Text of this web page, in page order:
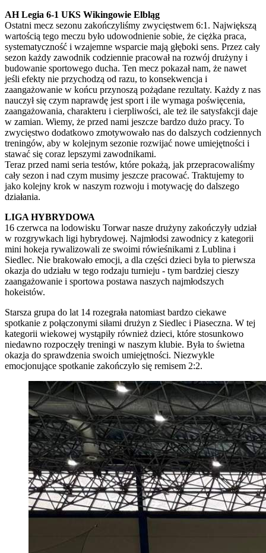
AH Legia 6-1 UKS Wikingowie Elbląg
Ostatni mecz sezonu zakończyliśmy zwycięstwem 6:1. Największą
wartością tego meczu było udowodnienie sobie, że ciężka praca,
systematyczność i wzajemne wsparcie mają głęboki sens. Przez cały
sezon każdy zawodnik codziennie pracował na rozwój drużyny i
budowanie sportowego ducha. Ten mecz pokazał nam, że nawet
jeśli efekty nie przychodzą od razu, to konsekwencja i
zaangażowanie w końcu przynoszą pożądane rezultaty. Każdy z nas
nauczył się czym naprawdę jest sport i ile wymaga poświęcenia,
zaangażowania, charakteru i cierpliwości, ale też ile satysfakcji daje
w zamian. Wiemy, że przed nami jeszcze bardzo dużo pracy. To
zwycięstwo dodatkowo zmotywowało nas do dalszych codziennych
treningów, aby w kolejnym sezonie rozwijać nowe umiejętności i
stawać się coraz lepszymi zawodnikami.
Teraz przed nami seria testów, które pokażą, jak przepracowaliśmy
cały sezon i nad czym musimy jeszcze pracować. Traktujemy to
jako kolejny krok w naszym rozwoju i motywację do dalszego
działania.
LIGA HYBRYDOWA
16 czerwca na lodowisku Torwar nasze drużyny zakończyły udział
w rozgrywkach ligi hybrydowej. Najmłodsi zawodnicy z kategorii
mini hokeja rywalizowali ze swoimi rówieśnikami z Lublina i
Siedlec. Nie brakowało emocji, a dla części dzieci była to pierwsza
okazja do udziału w tego rodzaju turnieju - tym bardziej cieszy
zaangażowanie i sportowa postawa naszych najmłodszych
hokeistów.
Starsza grupa do lat 14 rozegrała natomiast bardzo ciekawe
spotkanie z połączonymi siłami drużyn z Siedlec i Piaseczna. W tej
kategorii wiekowej wystąpiły również dzieci, które stosunkowo
niedawno rozpoczęły treningi w naszym klubie. Była to świetna
okazja do sprawdzenia swoich umiejętności. Niezwykle
emocjonujące spotkanie zakończyło się remisem 2:2.